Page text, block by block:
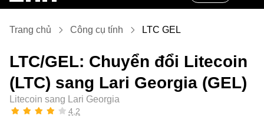
Trang chủ Công cụ tính LTC GEL
LTC/GEL: Chuyển đổi Litecoin
(LTC) sang Lari Georgia (GEL)
Litecoin sang Lari Georgia
4,2